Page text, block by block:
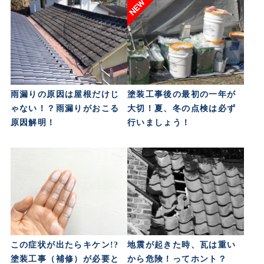
雨漏りの原因は屋根だけじ
ゃない！？雨漏りがおこる
原因解明！
塗装工事後の最初の一年が
大切！夏、冬の点検は必ず
行いましょう！
この症状が出たらキケン!?
塗装工事（補修）が必要と
地震が起きた時、瓦は重い
から危険！ってホント？